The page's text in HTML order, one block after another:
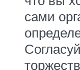
сами